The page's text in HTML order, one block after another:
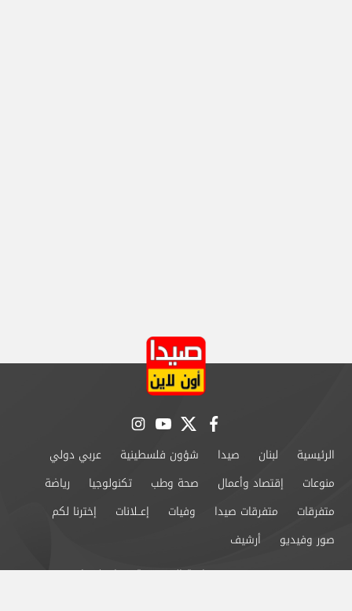
facebook
twitter
youtube
instagram
الرئيسية لبنان صيدا شؤون فلسطينية
عربي دولي
منوعات
إقتصاد وأعمال صحة وطب تكنولوجيا
رياضة
متفرقات
متفرقات صيدا وفيات إعــلانات
إخترنا لكم
صور وفيديو
أرشيف
من نحن
سياسة الخصوصية اتصل بنا